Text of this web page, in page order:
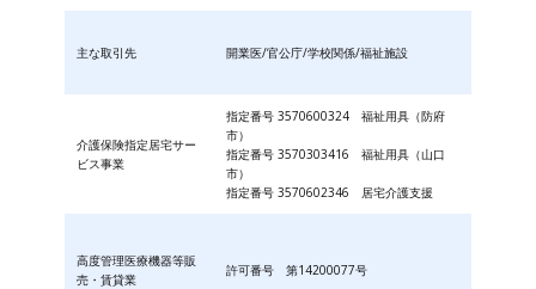
主な取引先 開業医/官公庁/学校関係/福祉施設
介護保険指定居宅サー
ビス事業
指定番号 3570600324 福祉用具（防府
市）
指定番号 3570303416 福祉用具（山口
市）
指定番号 3570602346 居宅介護支援
高度管理医療機器等販
売・賃貸業
許可番号 第14200077号